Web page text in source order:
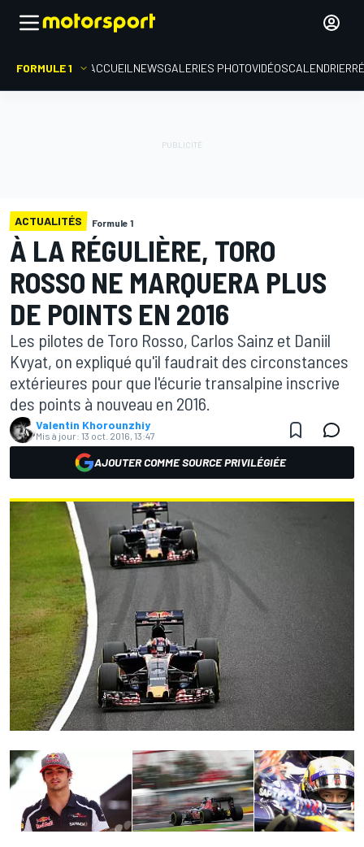
FORMULE 1 ACCUEIL NEWSGALERIES PHOTOVIDÉOSCALENDRIER
ACTUALITÉS Formule 1
À LA RÉGULIÈRE, TORO
ROSSO NE MARQUERA PLUS
DE POINTS EN 2016
Les pilotes de Toro Rosso, Carlos Sainz et Daniil
Kvyat, on expliqué qu'il faudrait des circonstances
extérieures pour que l'écurie transalpine inscrive
des points à nouveau en 2016.
Valentin Khorounzhiy
Mis à jour: 13 oct. 2016, 13:47
AJOUTER COMME SOURCE PRIVILÉGIÉE